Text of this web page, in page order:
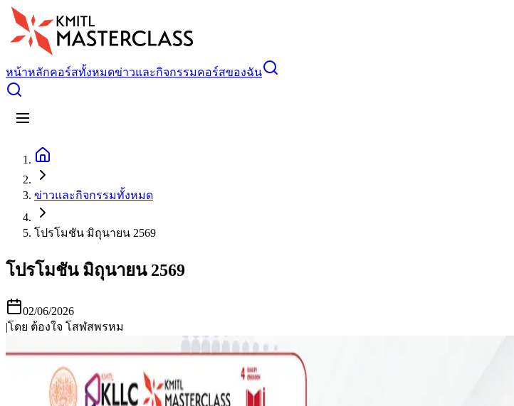
หน้าหลักคอร์สทั้งหมดข่าวและกิจกรรมคอร์สของฉัน
ข่าวและกิจกรรมทั้งหมด
โปรโมชัน มิถุนายน 2569
โปรโมชัน มิถุนายน 2569
02/06/2026
|โดย ต้องใจ โสฬสพรหม